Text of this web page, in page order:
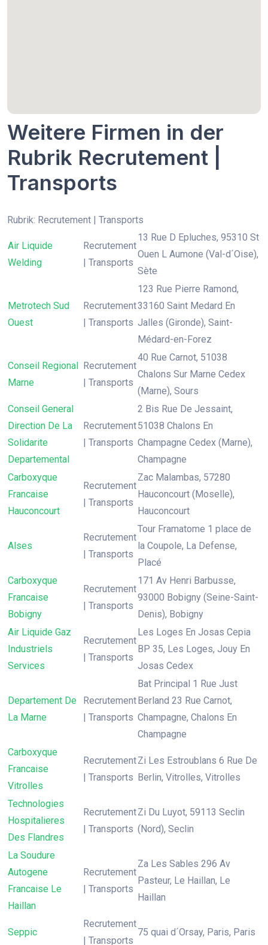
Weitere Firmen in der
Rubrik Recrutement |
Transports
Rubrik: Recrutement | Transports
Air Liquide
Welding
Recrutement
| Transports
13 Rue D Epluches, 95310 St
Ouen L Aumone (Val-d´Oise),
Sète
Metrotech Sud
Ouest
Recrutement
| Transports
123 Rue Pierre Ramond,
33160 Saint Medard En
Jalles (Gironde), Saint-
Médard-en-Forez
Conseil Regional
Marne
Recrutement
| Transports
40 Rue Carnot, 51038
Chalons Sur Marne Cedex
(Marne), Sours
Conseil General
Direction De La
Solidarite
Departemental
Recrutement
| Transports
2 Bis Rue De Jessaint,
51038 Chalons En
Champagne Cedex (Marne),
Champagne
Carboxyque
Francaise
Hauconcourt
Recrutement
| Transports
Zac Malambas, 57280
Hauconcourt (Moselle),
Hauconcourt
Alses
Recrutement
| Transports
Tour Framatome 1 place de
la Coupole, La Defense,
Placé
Carboxyque
Francaise
Bobigny
Recrutement
| Transports
171 Av Henri Barbusse,
93000 Bobigny (Seine-Saint-
Denis), Bobigny
Air Liquide Gaz
Industriels
Services
Recrutement
| Transports
Les Loges En Josas Cepia
BP 35, Les Loges, Jouy En
Josas Cedex
Departement De
La Marne
Recrutement
| Transports
Bat Principal 1 Rue Just
Berland 23 Rue Carnot,
Champagne, Chalons En
Champagne
Carboxyque
Francaise
Vitrolles
Recrutement
| Transports
Zi Les Estroublans 6 Rue De
Berlin, Vitrolles, Vitrolles
Technologies
Hospitalieres
Des Flandres
Recrutement
| Transports
Zi Du Luyot, 59113 Seclin
(Nord), Seclin
La Soudure
Autogene
Francaise Le
Haillan
Recrutement
| Transports
Za Les Sables 296 Av
Pasteur, Le Haillan, Le
Haillan
Seppic
Recrutement
| Transports
75 quai d´Orsay, Paris, Paris